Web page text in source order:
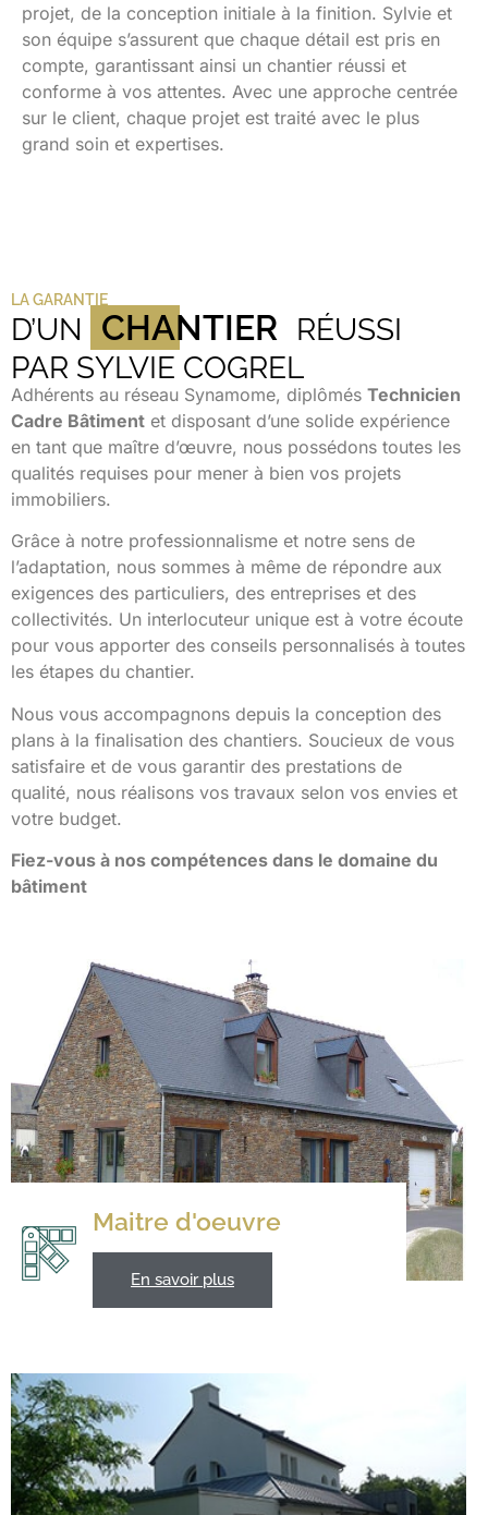
projet, de la conception initiale à la finition. Sylvie et
son équipe s’assurent que chaque détail est pris en
compte, garantissant ainsi un chantier réussi et
conforme à vos attentes. Avec une approche centrée
sur le client, chaque projet est traité avec le plus
grand soin et expertises.
LA GARANTIE
D’UN CHANTIER
RÉUSSI
PAR SYLVIE COGREL
Adhérents au réseau Synamome, diplômés Technicien
Cadre Bâtiment et disposant d’une solide expérience
en tant que maître d’œuvre, nous possédons toutes les
qualités requises pour mener à bien vos projets
immobiliers.
Grâce à notre professionnalisme et notre sens de
l’adaptation, nous sommes à même de répondre aux
exigences des particuliers, des entreprises et des
collectivités. Un interlocuteur unique est à votre écoute
pour vous apporter des conseils personnalisés à toutes
les étapes du chantier.
Nous vous accompagnons depuis la conception des
plans à la finalisation des chantiers. Soucieux de vous
satisfaire et de vous garantir des prestations de
qualité, nous réalisons vos travaux selon vos envies et
votre budget.
Fiez-vous à nos compétences dans le domaine du
bâtiment
Maitre d'oeuvre
En savoir plus